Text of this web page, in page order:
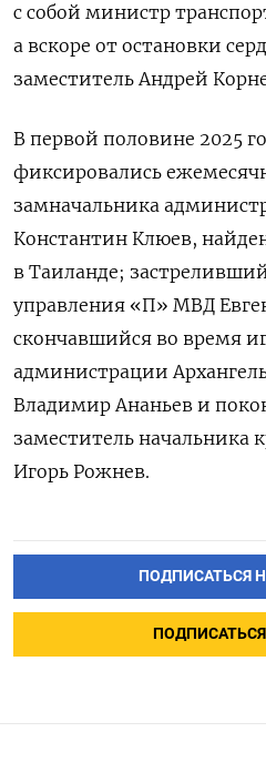
с собой министр
а вскоре от остановки
заместитель Андрей
В первой половине 2025
фиксировались
замначальника
Константин Клюев,
в Таиланде;
управления «П» МВД
скончавшийся во время
администрации
Владимир Ананьев и
заместитель начальника
Игорь Рожнев.
ПОДПИСАТЬСЯ
ПОДПИСАТЬСЯ